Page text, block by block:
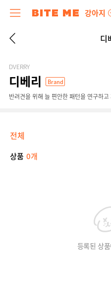
강아지
디
DVERRY
디베리 Brand
반려견을 위해 늘 편안한 패턴을 연구하고
전체
상품 0개
등록된 상